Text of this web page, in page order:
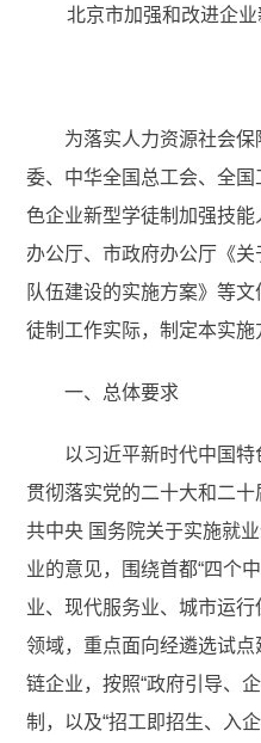
北京市加强和改进企业
为落实人力资源社会
委、中华全国总工会、全
色企业新型学徒制加强技
办公厅、市政府办公厅《
队伍建设的实施方案》等
徒制工作实际，制定本实施
一、总体要求
以习近平新时代中国
贯彻落实党的二十大和二
共中央 国务院关于实施就
业的意见，围绕首都“四个
业、现代服务业、城市运
领域，重点面向经遴选试点
链企业，按照“政府引导、
制，以及“招工即招生、入